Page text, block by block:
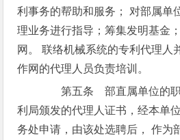
利事务的帮助和服务； 对部属单
理业务进行指导；筹集发明基金
网。 联络机械系统的专利代理人
作网的代理人员负责培训。
第五条 部直属单位的职
利局颁发的代理人证书，经本单
务处申请，由该处选聘后， 作为